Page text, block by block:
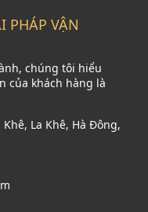
PHÁP VẬN
chúng tôi hiểu
của khách hàng là
Khê, La Khê, Hà Đông,